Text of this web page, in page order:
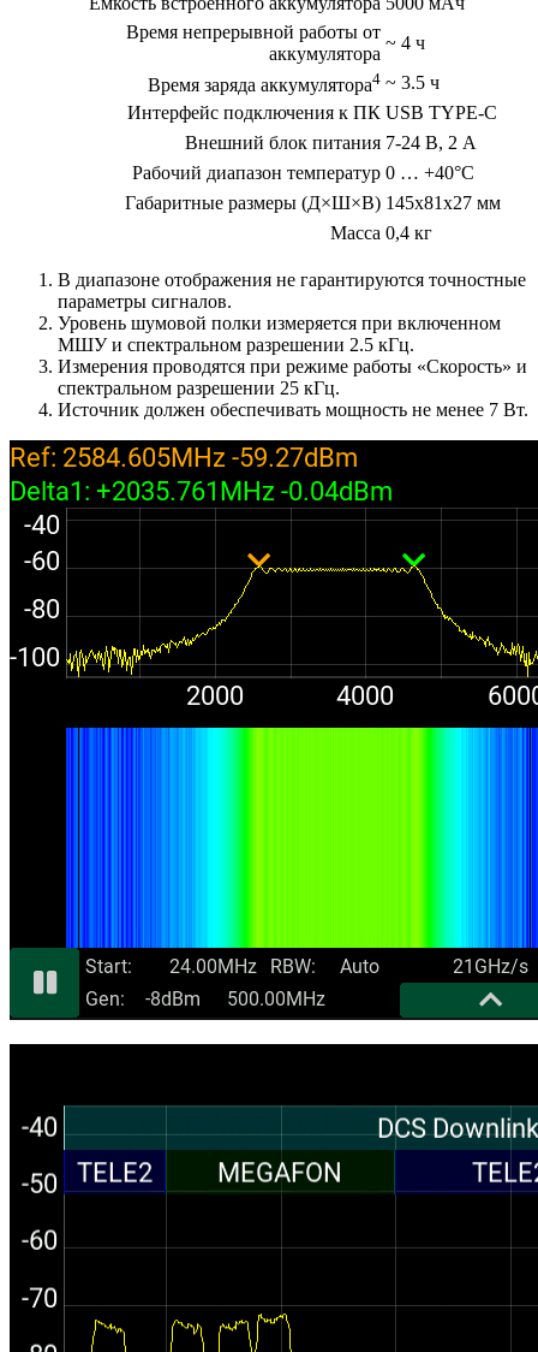
Время непрерывной работы от
аккумулятора
~ 4 ч
Время заряда аккумулятора4 ~ 3.5 ч
Интерфейс подключения к ПК USB TYPE-C
Внешний блок питания 7-24 В, 2 А
Рабочий диапазон температур 0 … +40°С
Габаритные размеры (Д×Ш×В) 145x81x27 мм
Масса 0,4 кг
В диапазоне отображения не гарантируются точностные
параметры сигналов.
Уровень шумовой полки измеряется при включенном
МШУ и спектральном разрешении 2.5 кГц.
Измерения проводятся при режиме работы «Скорость» и
спектральном разрешении 25 кГц.
Источник должен обеспечивать мощность не менее 7 Вт.